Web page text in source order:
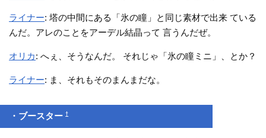
ライナー: 塔の中間にある「氷の瞳」と同じ素材で出来 ている
んだ。アレのことをアーデル結晶って 言うんだぜ。
オリカ: へぇ、そうなんだ。 それじゃ「氷の瞳ミニ」、とか？
ライナー: ま、それもそのまんまだな。
・ブースター†